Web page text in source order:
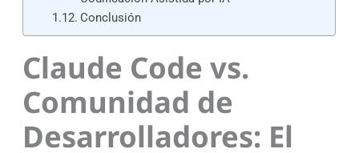
Conclusión
Claude Code vs.
Comunidad de
Desarrolladores: El